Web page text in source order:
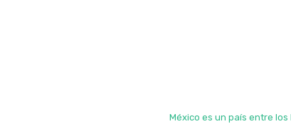
México es un país entre